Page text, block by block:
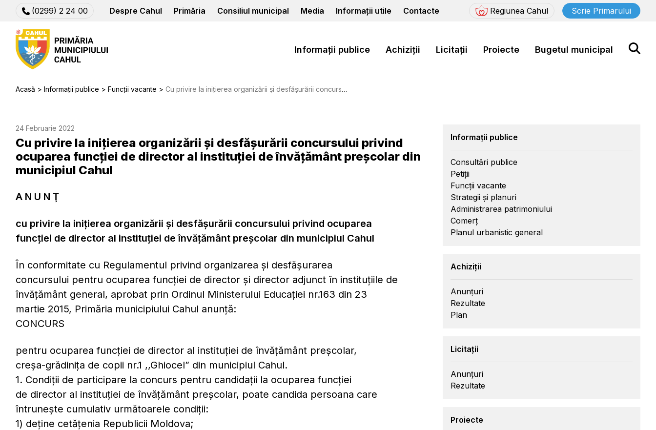
(0299) 2 24 00 Despre Cahul Primăria Consiliul municipal Media Informații utile Contacte Regiunea Cahul Scrie Primarului
Informații publice Achiziții Licitații Proiecte Bugetul municipal
Acasă Informații publice Funcții vacante Cu privire la inițierea organizării și desfăşurării concursului privind ocuparea funcției de director al instituției de învățământ preșcolar din municipiul Cahul
24 Februarie 2022
Cu privire la inițierea organizării și desfăşurării concursului privind
ocuparea funcției de director al instituției de învățământ preșcolar din
municipiul Cahul
A N U N Ţ
сu privire la inițierea organizării și desfăşurării concursului privind ocuparea
funcției de director al instituției de învățământ preșcolar din municipiul Cahul
În conformitate cu Regulamentul privind organizarea și desfășurarea
concursului pentru ocuparea funcției de director și director adjunct în instituțiile de
învățământ general, aprobat prin Ordinul Ministerului Educației nr.163 din 23
martie 2015, Primăria municipiului Cahul anunţă:
CONCURS
pentru ocuparea funcţiei de director al instituției de învățământ preșcolar,
creșa-grădinița de copii nr.1 ,,Ghiocel” din municipiul Cahul.
1. Condiţii de participare la concurs pentru candidaţii la ocuparea funcţiei
de director al instituției de învățământ preșcolar, poate candida persoana care
întrunește cumulativ următoarele condiții:
1) deține cetățenia Republicii Moldova;
Informații publice
Consultări publice
Petiții
Funcții vacante
Strategii și planuri
Administrarea patrimoniului
Comerț
Planul urbanistic general
Achiziții
Anunțuri
Rezultate
Plan
Licitații
Anunțuri
Rezultate
Proiecte